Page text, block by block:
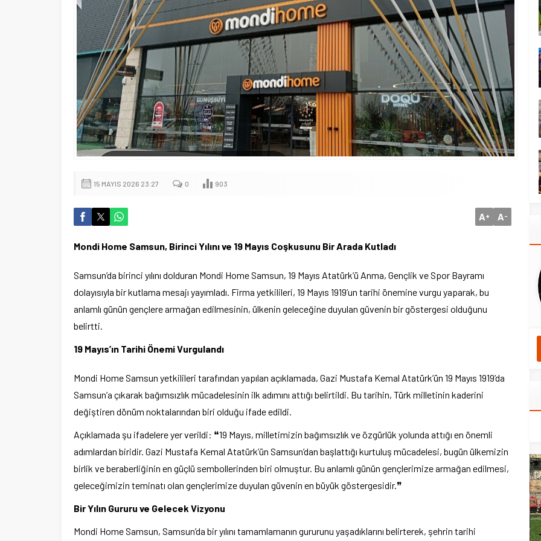
15 MAYIS 2026 23:27 0 903
A+ A-
Mondi Home Samsun, Birinci Yılını ve 19 Mayıs Coşkusunu Bir Arada Kutladı
Samsun’da birinci yılını dolduran Mondi Home Samsun, 19 Mayıs Atatürk’ü Anma, Gençlik ve Spor Bayramı
dolayısıyla bir kutlama mesajı yayımladı. Firma yetkilileri, 19 Mayıs 1919’un tarihi önemine vurgu yaparak, bu
anlamlı günün gençlere armağan edilmesinin, ülkenin geleceğine duyulan güvenin bir göstergesi olduğunu
belirtti.
19 Mayıs’ın Tarihi Önemi Vurgulandı
Mondi Home Samsun yetkilileri tarafından yapılan açıklamada, Gazi Mustafa Kemal Atatürk’ün 19 Mayıs 1919’da
Samsun’a çıkarak bağımsızlık mücadelesinin ilk adımını attığı belirtildi. Bu tarihin, Türk milletinin kaderini
değiştiren dönüm noktalarından biri olduğu ifade edildi.
Açıklamada şu ifadelere yer verildi: ❝19 Mayıs, milletimizin bağımsızlık ve özgürlük yolunda attığı en önemli
adımlardan biridir. Gazi Mustafa Kemal Atatürk’ün Samsun’dan başlattığı kurtuluş mücadelesi, bugün ülkemizin
birlik ve beraberliğinin en güçlü sembollerinden biri olmuştur. Bu anlamlı günün gençlerimize armağan edilmesi,
geleceğimizin teminatı olan gençlerimize duyulan güvenin en büyük göstergesidir.❞
Bir Yılın Gururu ve Gelecek Vizyonu
Mondi Home Samsun, Samsun’da bir yılını tamamlamanın gururunu yaşadıklarını belirterek, şehrin tarihi